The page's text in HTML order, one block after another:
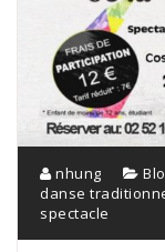
nhung
danse
spectacle